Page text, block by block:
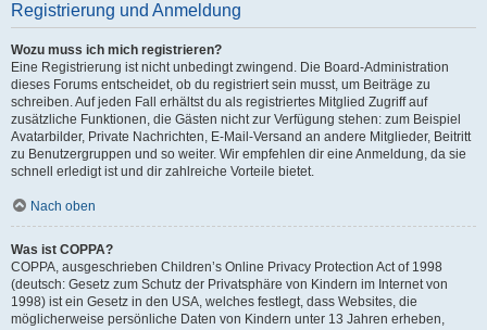
Registrierung und Anmeldung
Wozu muss ich mich registrieren?
Eine Registrierung ist nicht unbedingt zwingend. Die Board-Administration
dieses Forums entscheidet, ob du registriert sein musst, um Beiträge zu
schreiben. Auf jeden Fall erhältst du als registriertes Mitglied Zugriff auf
zusätzliche Funktionen, die Gästen nicht zur Verfügung stehen: zum Beispiel
Avatarbilder, Private Nachrichten, E-Mail-Versand an andere Mitglieder, Beitritt
zu Benutzergruppen und so weiter. Wir empfehlen dir eine Anmeldung, da sie
schnell erledigt ist und dir zahlreiche Vorteile bietet.
Nach oben
Was ist COPPA?
COPPA, ausgeschrieben Children’s Online Privacy Protection Act of 1998
(deutsch: Gesetz zum Schutz der Privatsphäre von Kindern im Internet von
1998) ist ein Gesetz in den USA, welches festlegt, dass Websites, die
möglicherweise persönliche Daten von Kindern unter 13 Jahren erheben,